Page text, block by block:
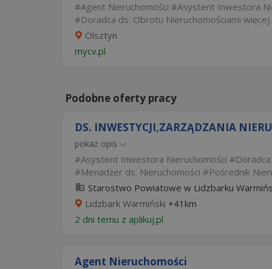
Agent Nieruchomości Asystent Inwestora
Doradca ds. Obrotu Nieruchomościami
Olsztyn
mycv.pl
Podobne oferty pracy
DS. INWESTYCJI,ZARZĄDZANIA
pokaż opis
Asystent Inwestora Nieruchomości
Menadżer ds. Nieruchomości
Pośrednik
Starostwo Powiatowe w Lidzbarku
Lidzbark Warmiński +41km
2 dni temu z aplikuj.pl
Agent Nieruchomości